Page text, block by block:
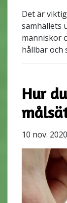
Det är
samhällets
människor
hållbar och
Hur
10 nov. 2020